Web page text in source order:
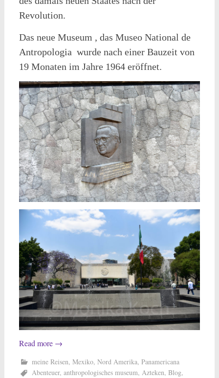
Revolution.
Das neue Museum , das Museo National de
Antropologia wurde nach einer Bauzeit von
19 Monaten im Jahre 1964 eröffnet.
Read more →
meine Reisen, Mexiko, Nord Amerika, Panamericana
Abenteuer, anthropologisches museum, Azteken, Blog,